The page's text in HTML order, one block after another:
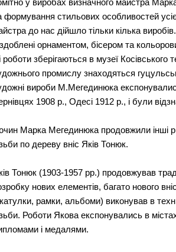
у виробах визначного майстра
формування стильових особливостей
до нас дійшло тільки кілька
орнаментом, бісером та
роботи зберігаються в музеї Косівського
промислу знаходяться
вироби М.Мегединюка
1908 р., Одесі 1912 р., і були
Марка Мегединюка продовжили інші
по дереву вніс Яків Тонюк.
Тонюк (1903-1957 рр.) продовжував
нових елементів, багато нового
рамки, альбоми) виконував в
Роботи Якова експонувались в
і медалями.